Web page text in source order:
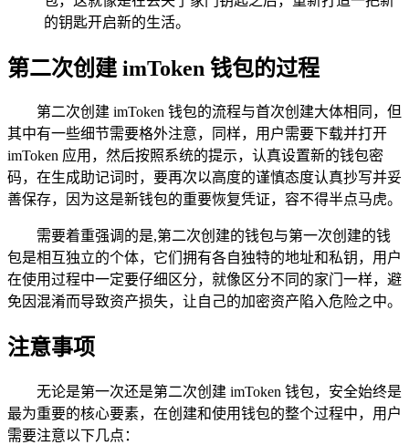
的钥匙开启新的生活。
第二次创建 imToken 钱包的过程
第二次创建 imToken 钱包的流程与首次创建大体相同，但
其中有一些细节需要格外注意，同样，用户需要下载并打开
imToken 应用，然后按照系统的提示，认真设置新的钱包密
码，在生成助记词时，要再次以高度的谨慎态度认真抄写并妥
善保存，因为这是新钱包的重要恢复凭证，容不得半点马虎。
需要着重强调的是,第二次创建的钱包与第一次创建的钱
包是相互独立的个体，它们拥有各自独特的地址和私钥，用户
在使用过程中一定要仔细区分，就像区分不同的家门一样，避
免因混淆而导致资产损失，让自己的加密资产陷入危险之中。
注意事项
无论是第一次还是第二次创建 imToken 钱包，安全始终是
最为重要的核心要素，在创建和使用钱包的整个过程中，用户
需要注意以下几点：